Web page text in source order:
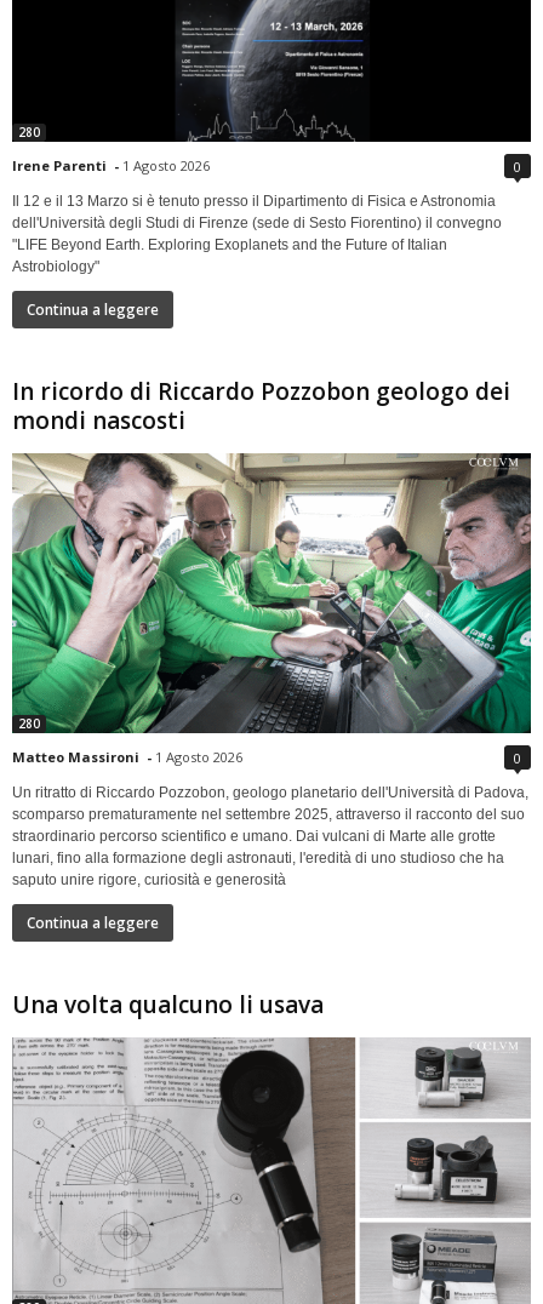
280
Irene Parenti - 1 Agosto 2026 0
Il 12 e il 13 Marzo si è tenuto presso il Dipartimento di Fisica e Astronomia
dell'Università degli Studi di Firenze (sede di Sesto Fiorentino) il convegno
"LIFE Beyond Earth. Exploring Exoplanets and the Future of Italian
Astrobiology"
Continua a leggere
In ricordo di Riccardo Pozzobon geologo dei
mondi nascosti
280
Matteo Massironi - 1 Agosto 2026 0
Un ritratto di Riccardo Pozzobon, geologo planetario dell'Università di Padova,
scomparso prematuramente nel settembre 2025, attraverso il racconto del suo
straordinario percorso scientifico e umano. Dai vulcani di Marte alle grotte
lunari, fino alla formazione degli astronauti, l'eredità di uno studioso che ha
saputo unire rigore, curiosità e generosità
Continua a leggere
Una volta qualcuno li usava